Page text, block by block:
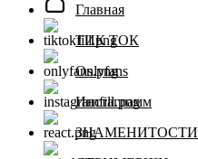
Главная
ТИК ТОК
Onlyfans
Инстаграмм
ЗНАМЕНИТОСТИ